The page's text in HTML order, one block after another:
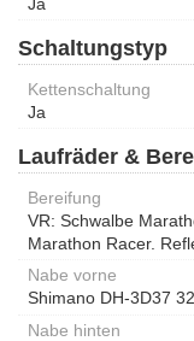
Schaltungstyp
Kettenschaltung
Ja
Laufräder &
Bereifung
VR: Schwalbe
Marathon Racer.
Nabe vorne
Shimano DH-3D37
Nabe hinten